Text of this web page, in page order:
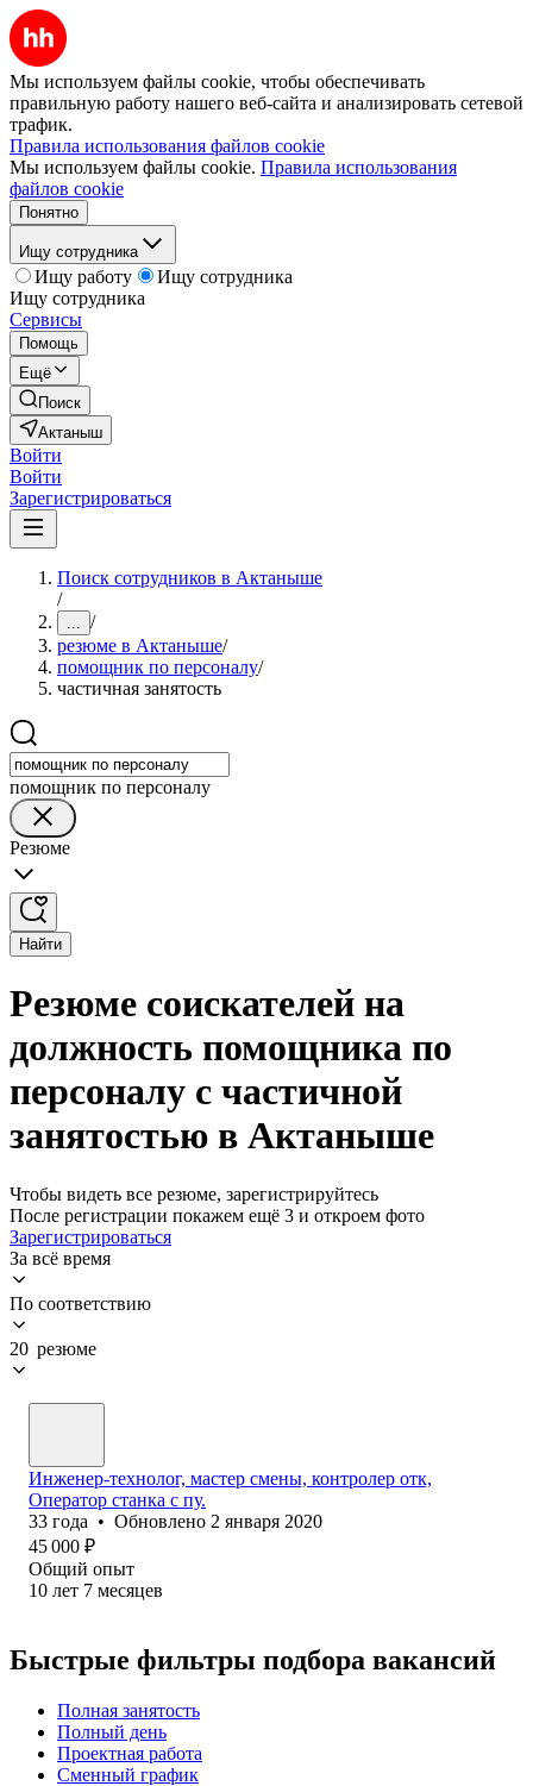
Мы используем файлы cookie, чтобы обеспечивать
правильную работу нашего веб-сайта и анализировать сетевой
трафик.
Правила использования файлов cookie
Мы используем файлы cookie. Правила использования
файлов cookie
Понятно
Ищу сотрудника
Ищу работу
Ищу сотрудника
Ищу сотрудника
Сервисы
Помощь
Ещё
Поиск
Актаныш
Войти
Войти
Зарегистрироваться
Поиск сотрудников в Актаныше
/
... /
резюме в Актаныше/
помощник по персоналу/
частичная занятость
помощник по персоналу
Резюме
Найти
Резюме соискателей на
должность помощника по
персоналу с частичной
занятостью в Актаныше
Чтобы видеть все резюме, зарегистрируйтесь
После регистрации покажем ещё 3 и откроем фото
Зарегистрироваться
За всё время
По соответствию
20 резюме
Инженер-технолог, мастер смены, контролер отк,
Оператор станка с пу.
33 года • Обновлено 2 января 2020
45 000 ₽
Общий опыт
10 лет 7 месяцев
Быстрые фильтры подбора вакансий
Полная занятость
Полный день
Проектная работа
Сменный график